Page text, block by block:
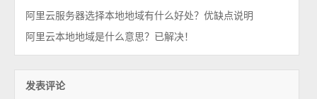
阿里云服务器选择本地地域有什么好处？优缺点说明
阿里云本地地域是什么意思？已解决！
发表评论